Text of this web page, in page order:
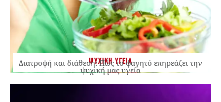
ΨΥΧΙΚΗ ΥΓΕΙΑ
Διατροφή και διάθεση: Πώς το φαγητό επηρεάζει την
ψυχική μας υγεία